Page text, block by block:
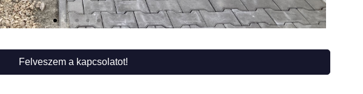
Felveszem a kapcsolatot!